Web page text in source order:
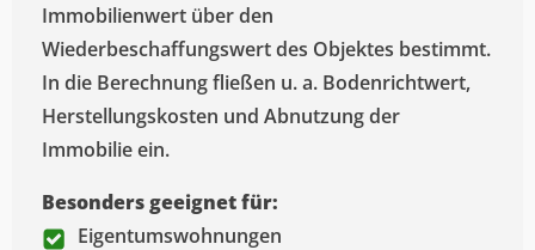
Immobilienwert über den
Wiederbeschaffungswert des Objektes bestimmt.
In die Berechnung fließen u. a. Bodenrichtwert,
Herstellungskosten und Abnutzung der
Immobilie ein.
Besonders geeignet für:
Eigentumswohnungen